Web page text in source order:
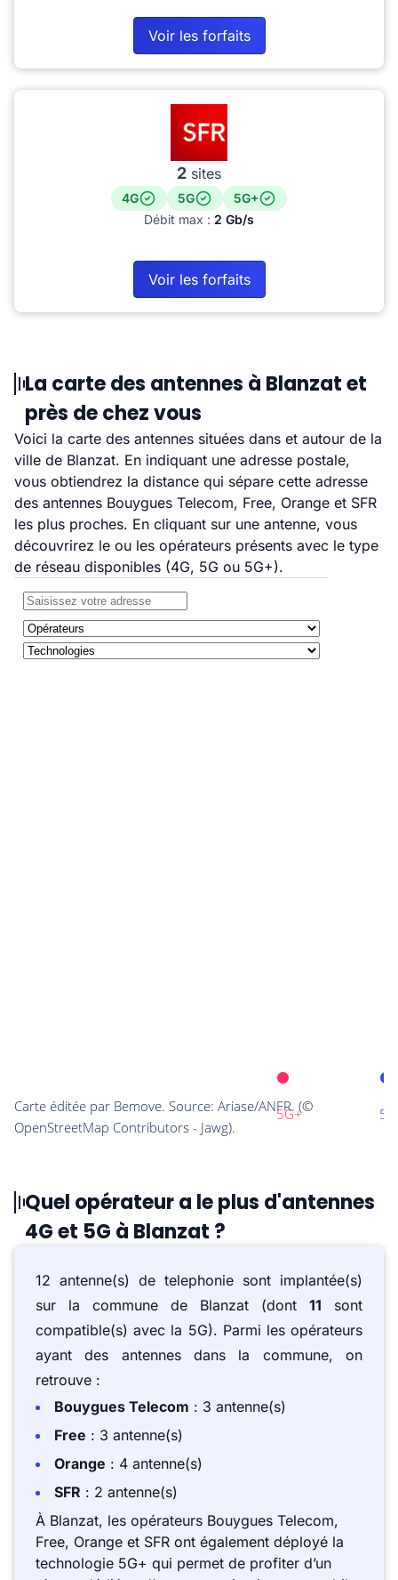
Voir les forfaits
2 sites
4G 5G
5G+
Débit max : 2 Gb/s
Voir les forfaits
La carte des antennes à Blanzat et
près de chez vous
Voici la carte des antennes situées dans et autour de la
ville de Blanzat. En indiquant une adresse postale,
vous obtiendrez la distance qui sépare cette adresse
des antennes Bouygues Telecom, Free, Orange et SFR
les plus proches. En cliquant sur une antenne, vous
découvrirez le ou les opérateurs présents avec le type
de réseau disponibles (4G, 5G ou 5G+).
Quel opérateur a le plus d'antennes
4G et 5G à Blanzat ?
12 antenne(s) de telephonie sont implantée(s)
sur la commune de Blanzat (dont 11 sont
compatible(s) avec la 5G). Parmi les opérateurs
ayant des antennes dans la commune, on
retrouve :
Bouygues Telecom : 3 antenne(s)
Free : 3 antenne(s)
Orange : 4 antenne(s)
SFR : 2 antenne(s)
À Blanzat, les opérateurs Bouygues Telecom,
Free, Orange et SFR ont également déployé la
technologie 5G+ qui permet de profiter d’un